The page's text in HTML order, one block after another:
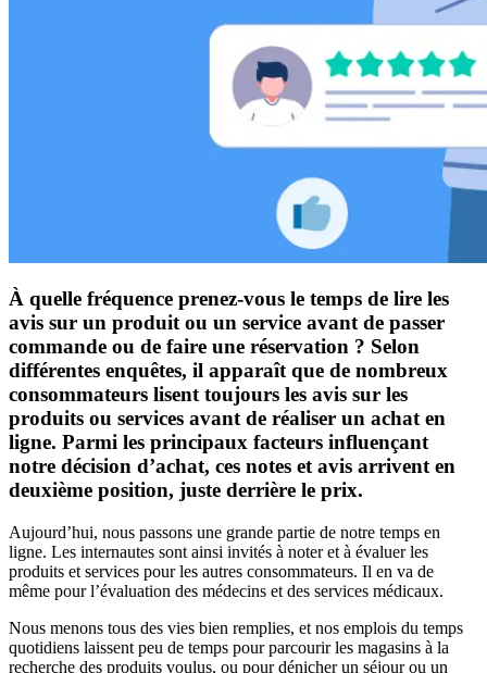
À quelle fréquence prenez-vous le temps de lire les
avis sur un produit ou un service avant de passer
commande ou de faire une réservation ? Selon
différentes enquêtes, il apparaît que de nombreux
consommateurs lisent toujours les avis sur les
produits ou services avant de réaliser un achat en
ligne. Parmi les principaux facteurs influençant
notre décision d’achat, ces notes et avis arrivent en
deuxième position, juste derrière le prix.
Aujourd’hui, nous passons une grande partie de notre temps en
ligne. Les internautes sont ainsi invités à noter et à évaluer les
produits et services pour les autres consommateurs. Il en va de
même pour l’évaluation des médecins et des services médicaux.
Nous menons tous des vies bien remplies, et nos emplois du temps
quotidiens laissent peu de temps pour parcourir les magasins à la
recherche des produits voulus, ou pour dénicher un séjour ou un